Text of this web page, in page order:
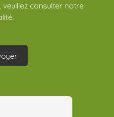
consulter notre
.